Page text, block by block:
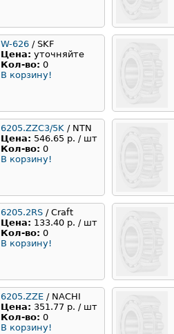
W-626 / SKF
Цена: уточняйте
Кол-во: 0
В корзину!
6205.ZZC3/5K / NTN
Цена: 546.65 р. / шт
Кол-во: 0
В корзину!
6205.2RS / Craft
Цена: 133.40 р. / шт
Кол-во: 0
В корзину!
6205.ZZE / NACHI
Цена: 351.77 р. / шт
Кол-во: 0
В корзину!